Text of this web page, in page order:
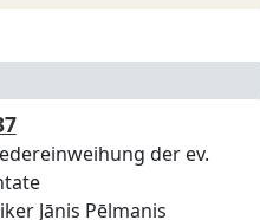
der ev.
Jānis Pēlmanis